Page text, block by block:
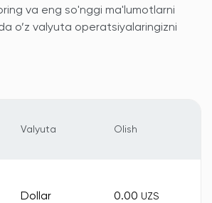
va eng so'nggi ma'lumotlarni
o’z valyuta operatsiyalaringizni
Valyuta Olish
Dollar 0.00 UZS